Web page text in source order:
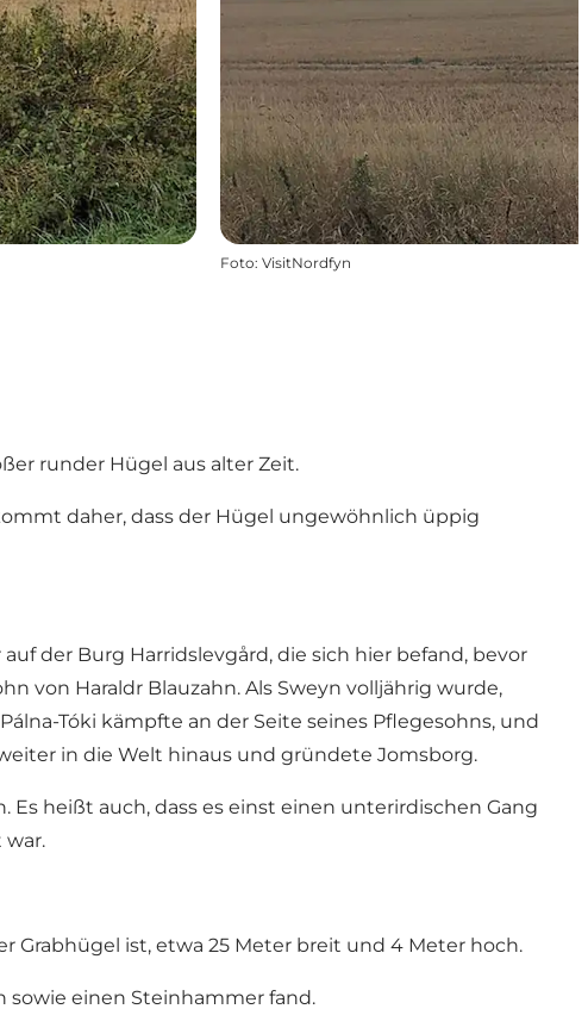
Foto: VisitNordfyn
runder Hügel aus alter Zeit.
daher, dass der Hügel ungewöhnlich üppig
der Burg Harridslevgård, die sich hier befand, bevor
von Haraldr Blauzahn. Als Sweyn volljährig wurde,
Tóki kämpfte an der Seite seines Pflegesohns, und
in die Welt hinaus und gründete Jomsborg.
heißt auch, dass es einst einen unterirdischen Gang
Grabhügel ist, etwa 25 Meter breit und 4 Meter hoch.
sowie einen Steinhammer fand.